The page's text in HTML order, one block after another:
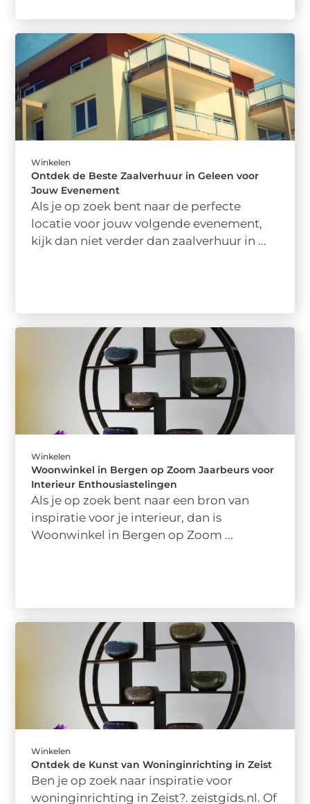
Winkelen
Ontdek de Beste Zaalverhuur in Geleen voor
Jouw Evenement
Als je op zoek bent naar de perfecte
locatie voor jouw volgende evenement,
kijk dan niet verder dan zaalverhuur in ...
Winkelen
Woonwinkel in Bergen op Zoom Jaarbeurs voor
Interieur Enthousiastelingen
Als je op zoek bent naar een bron van
inspiratie voor je interieur, dan is
Woonwinkel in Bergen op Zoom ...
Winkelen
Ontdek de Kunst van Woninginrichting in Zeist
Ben je op zoek naar inspiratie voor
woninginrichting in Zeist?. zeistgids.nl. Of